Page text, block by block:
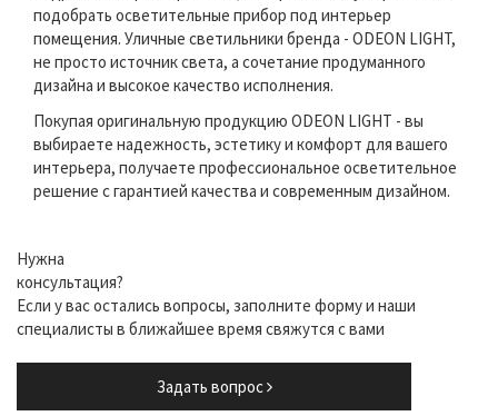
подобрать осветительные прибор под интерьер
помещения. Уличные светильники бренда - ODEON LIGHT,
не просто источник света, а сочетание продуманного
дизайна и высокое качество исполнения.
Покупая оригинальную продукцию ODEON LIGHT - вы
выбираете надежность, эстетику и комфорт для вашего
интерьера, получаете профессиональное осветительное
решение с гарантией качества и современным дизайном.
Нужна
консультация?
Если у вас остались вопросы, заполните форму и наши
специалисты в ближайшее время свяжутся с вами
Задать вопрос